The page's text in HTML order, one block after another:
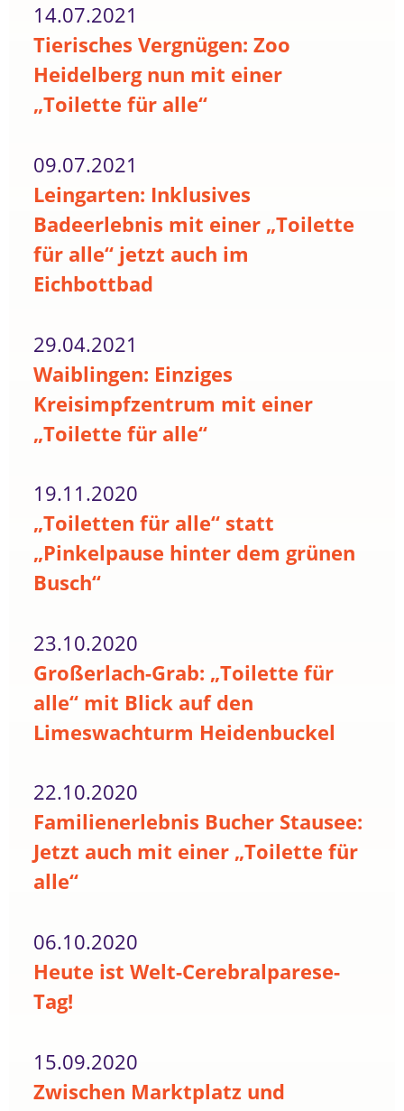
14.07.2021
Tierisches Vergnügen: Zoo
Heidelberg nun mit einer
„Toilette für alle“
09.07.2021
Leingarten: Inklusives
Badeerlebnis mit einer „Toilette
für alle“ jetzt auch im
Eichbottbad
29.04.2021
Waiblingen: Einziges
Kreisimpfzentrum mit einer
„Toilette für alle“
19.11.2020
„Toiletten für alle“ statt
„Pinkelpause hinter dem grünen
Busch“
23.10.2020
Großerlach-Grab: „Toilette für
alle“ mit Blick auf den
Limeswachturm Heidenbuckel
22.10.2020
Familienerlebnis Bucher Stausee:
Jetzt auch mit einer „Toilette für
alle“
06.10.2020
Heute ist Welt-Cerebralparese-
Tag!
15.09.2020
Zwischen Marktplatz und